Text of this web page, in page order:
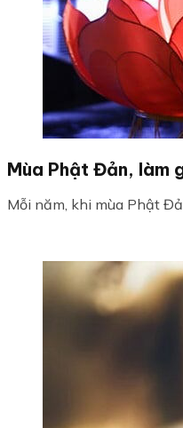
Mùa Phật Đản, làm
Mỗi năm, khi mùa Phật